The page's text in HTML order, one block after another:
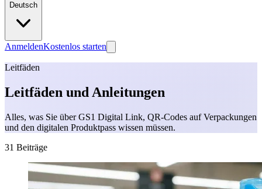
Deutsch
AnmeldenKostenlos starten
Leitfäden
Leitfäden und Anleitungen
Alles, was Sie über GS1 Digital Link, QR-Codes auf Verpackungen
und den digitalen Produktpass wissen müssen.
31 Beiträge